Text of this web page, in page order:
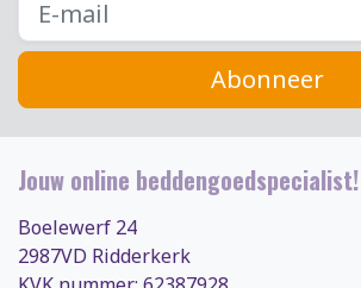
Abonneer
Jouw online beddengoedspecialist!
Boelewerf 24
2987VD Ridderkerk